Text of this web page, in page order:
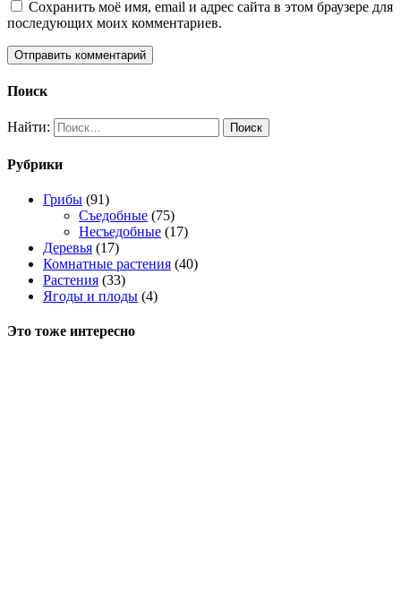
Сохранить моё имя, email и адрес сайта в этом браузере для
последующих моих комментариев.
Поиск
Найти:
Рубрики
Грибы (91)
Съедобные (75)
Несъедобные (17)
Деревья (17)
Комнатные растения (40)
Растения (33)
Ягоды и плоды (4)
Это тоже интересно